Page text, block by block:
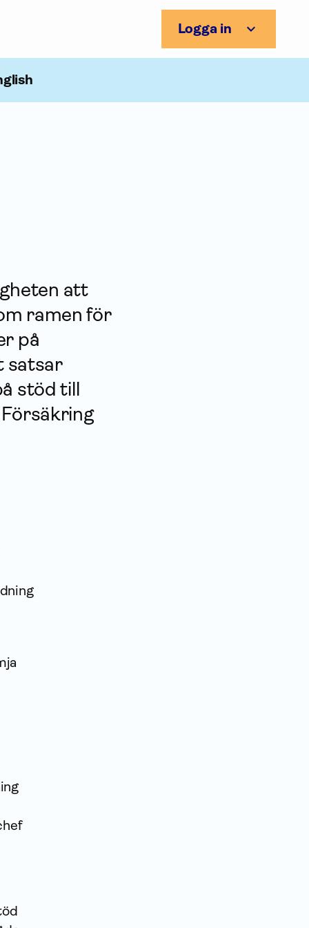
Logga in
att
ramen för
på
satsar
stöd till